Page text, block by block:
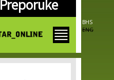
Preporuke
BHS
ENG